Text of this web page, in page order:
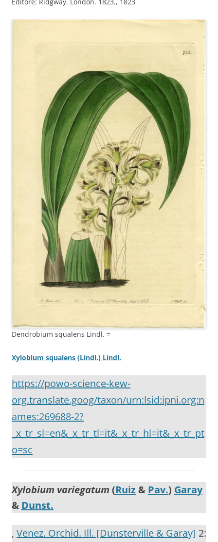
Editore: Ridgway. London. 1823., 1823
Dendrobium squalens Lindl. =
Xylobium squalens (Lindl.) Lindl.
https://powo-science-kew-
org.translate.goog/taxon/urn:lsid:ipni.org:n
ames:269688-2?
_x_tr_sl=en&_x_tr_tl=it&_x_tr_hl=it&_x_tr_pt
o=sc
Xylobium variegatum (Ruiz& Pav.) Garay
& Dunst.
, Venez. Orchid. Ill. [Dunsterville & Garay] 2: